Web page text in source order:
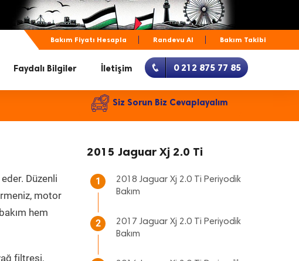
Bakım Fiyatı Hesapla Randevu Al Bakım Takibi
Faydalı Bilgiler İletişim 0 212 875 77 85
Siz Sorun Biz Cevaplayalım
Düzenli
motor
hem
filtresi,
2015 Jaguar Xj 2.0 Ti
1
2018 Jaguar Xj 2.0 Ti Periyodik
Bakım
2
2017 Jaguar Xj 2.0 Ti Periyodik
Bakım